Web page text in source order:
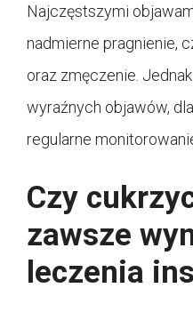
Najczęstszymi
nadmierne pragnienie,
oraz zmęczenie.
wyraźnych objawów,
regularne
Czy
zawsze
leczenia